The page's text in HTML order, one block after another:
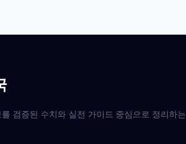
검증된 수치와 실전 가이드 중심으로 정리하는